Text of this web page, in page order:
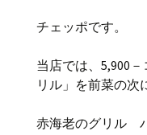
チェッポです。
当店では、5,900
リル」を前菜の次
赤海老のグリル